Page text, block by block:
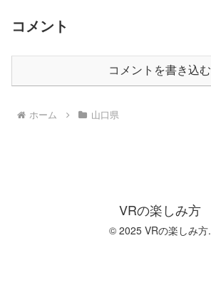
コメント
コメントを書き込む
ホーム 山口県
VRの楽しみ方
© 2025 VRの楽しみ方.